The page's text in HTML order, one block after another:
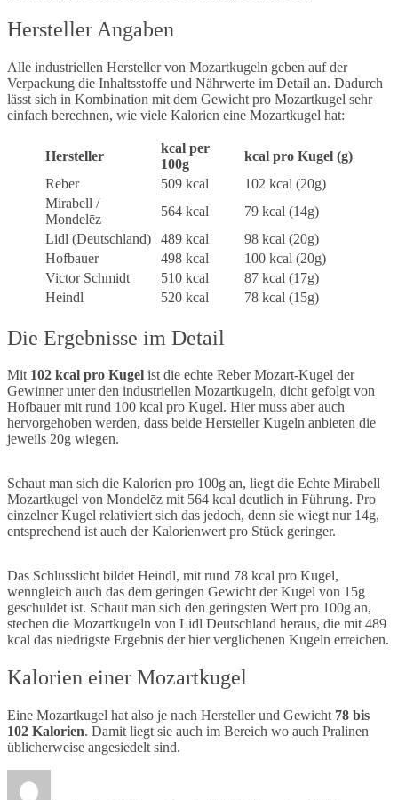
Hersteller Angaben
Alle industriellen Hersteller von Mozartkugeln geben auf der
Verpackung die Inhaltsstoffe und Nährwerte im Detail an. Dadurch
lässt sich in Kombination mit dem Gewicht pro Mozartkugel sehr
einfach berechnen, wie viele Kalorien eine Mozartkugel hat:
Hersteller
kcal per
100g
kcal pro Kugel (g)
Reber
509 kcal
102 kcal (20g)
Mirabell /
Mondelēz
564 kcal
79 kcal (14g)
Lidl (Deutschland)
489 kcal
98 kcal (20g)
Hofbauer
498 kcal
100 kcal (20g)
Victor Schmidt
510 kcal
87 kcal (17g)
Heindl
520 kcal 78 kcal (15g)
Die Ergebnisse im Detail
Mit 102 kcal pro Kugel ist die echte Reber Mozart-Kugel der
Gewinner unter den industriellen Mozartkugeln, dicht gefolgt von
Hofbauer mit rund 100 kcal pro Kugel. Hier muss aber auch
hervorgehoben werden, dass beide Hersteller Kugeln anbieten die
jeweils 20g wiegen.
Schaut man sich die Kalorien pro 100g an, liegt die Echte Mirabell
Mozartkugel von Mondelēz mit 564 kcal deutlich in Führung. Pro
einzelner Kugel relativiert sich das jedoch, denn sie wiegt nur 14g,
entsprechend ist auch der Kalorienwert pro Stück geringer.
Das Schlusslicht bildet Heindl, mit rund 78 kcal pro Kugel,
wenngleich auch das dem geringen Gewicht der Kugel von 15g
geschuldet ist. Schaut man sich den geringsten Wert pro 100g an,
stechen die Mozartkugeln von Lidl Deutschland heraus, die mit 489
kcal das niedrigste Ergebnis der hier verglichenen Kugeln erreichen.
Kalorien einer Mozartkugel
Eine Mozartkugel hat also je nach Hersteller und Gewicht 78 bis
102 Kalorien. Damit liegt sie auch im Bereich wo auch Pralinen
üblicherweise angesiedelt sind.